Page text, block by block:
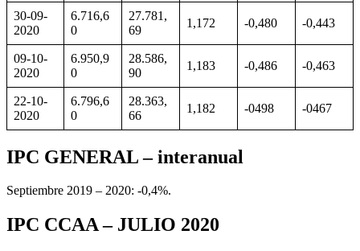
30-09-
2020
6.716,6
0
27.781,
69
1,172 -0,480 -0,443
09-10-
2020
6.950,9
0
28.586,
90
1,183 -0,486 -0,463
22-10-
2020
6.796,6
0
28.363,
66
1,182 -0498 -0467
IPC GENERAL – interanual
Septiembre 2019 – 2020: -0,4%.
IPC CCAA – JULIO 2020